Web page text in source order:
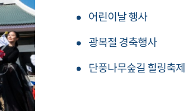
어린이날 행사
광복절 경축행사
단풍나무숲길 힐링축제